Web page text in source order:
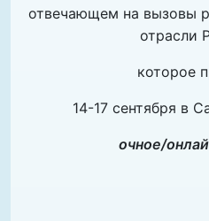
отвечающем на вызовы
отрасли
которое
14-17 сентября в
очное/